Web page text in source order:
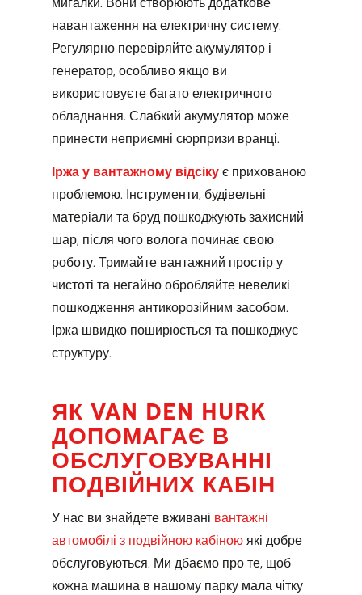
навантаження на електричну систему.
Регулярно перевіряйте акумулятор і
генератор, особливо якщо ви
використовуєте багато електричного
обладнання. Слабкий акумулятор може
принести неприємні сюрпризи вранці.
Іржа у вантажному відсікує прихованою
проблемою. Інструменти, будівельні
матеріали та бруд пошкоджують захисний
шар, після чого волога починає свою
роботу. Тримайте вантажний простір у
чистоті та негайно обробляйте невеликі
пошкодження антикорозійним засобом.
Іржа швидко поширюється та пошкоджує
структуру.
ЯК VAN DEN HURK
ДОПОМАГАЄ В
ОБСЛУГОВУВАННІ
ПОДВІЙНИХ КАБІН
У нас ви знайдете вживані вантажні
автомобілі з подвійною кабіноюякі добре
обслуговуються. Ми дбаємо про те, щоб
кожна машина в нашому парку мала чітку